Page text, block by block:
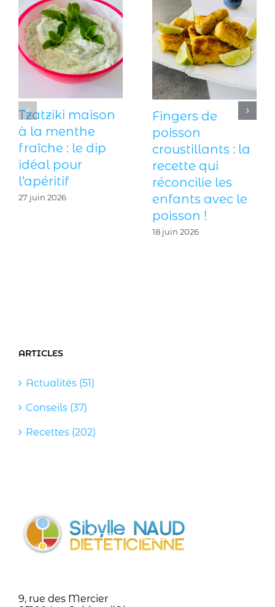
Tzatziki maison
à la menthe
fraîche : le dip
idéal pour
l’apéritif
27 juin 2026
Fingers de
poisson
croustillants : la
recette qui
réconcilie les
enfants avec le
poisson !
18 juin 2026
ARTICLES
Actualités (51)
Conseils (37)
Recettes (202)
9, rue des Mercier